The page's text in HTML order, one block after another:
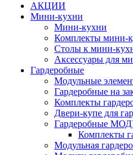
АКЦИИ
Мини-кухни
Мини-кухни
Комплекты мини-
Столы к мини-
Аксессуары для
Гардеробные
Модульные
Гардеробные на
Комплекты
Двери-купе для
Гардеробные
Комплекты
Модульная